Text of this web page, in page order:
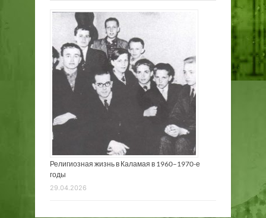
Религиозная жизнь в Каламая в 1960–1970-е
годы
29.04.2026